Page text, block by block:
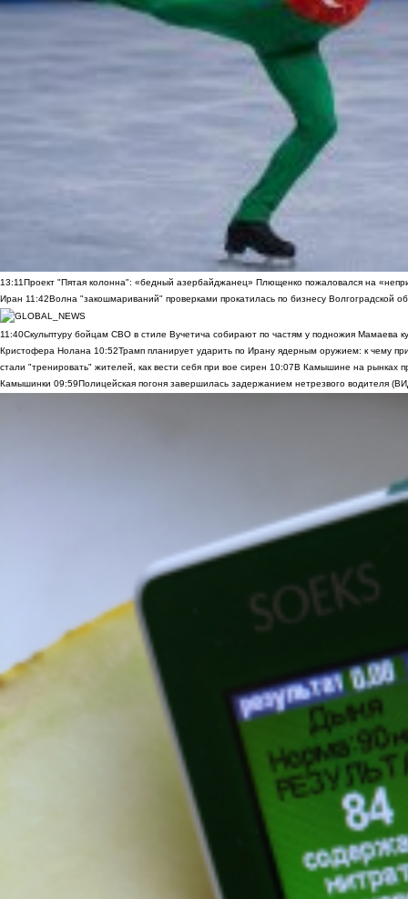
13:11Проект "Пятая колонна": «бедный азербайджанец» Плющенко пожаловался на
Иран 11:42Волна "закошмариваний" проверками прокатилась по бизнесу Волгоградской
11:40Скульптуру бойцам СВО в стиле Вучетича собирают по частям у подножия Мамаева
Кристофера Нолана 10:52Трамп планирует ударить по Ирану ядерным оружием: к чему
стали "тренировать" жителей, как вести себя при вое сирен 10:07В Камышине на рынках
Камышинки 09:59Полицейская погоня завершилась задержанием нетрезвого водителя